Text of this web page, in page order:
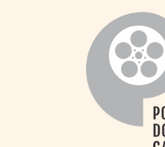
PAULO AMORIM
> HISTÓRIA
> HOMENAGEADOS
> EQUIPE
> ASSOCIAÇÃO DOS
> BIBLIOTECA
ROMEU GRIMALDI